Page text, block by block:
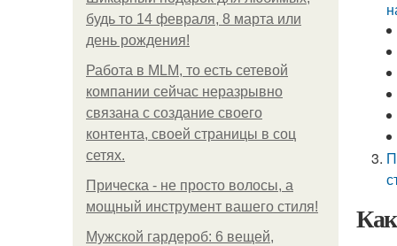
будь то 14 февраля, 8 марта или
день рождения!
Работа в MLM, то есть сетевой
компании сейчас неразрывно
связана с создание своего
контента, своей страницы в соц
сетях.
Прическа - не просто волосы, а
мощный инструмент вашего стиля!
Мужской гардероб: 6 вещей,